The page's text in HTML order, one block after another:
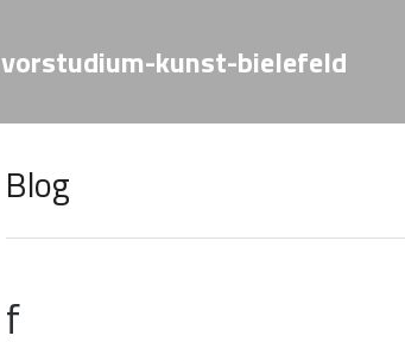
vorstudium-kunst-bielefeld
Blog
f